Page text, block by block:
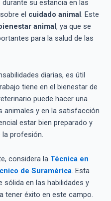
su estancia en las
el cuidado animal. Este
animal, ya que se
para la salud de las
diarias, es útil
tiene en el bienestar de
puede hacer una
animales y en la satisfacción
estar bien preparado y
profesión.
considera la Técnica en
de Suramérica. Esta
en las habilidades y
tener éxito en este campo.